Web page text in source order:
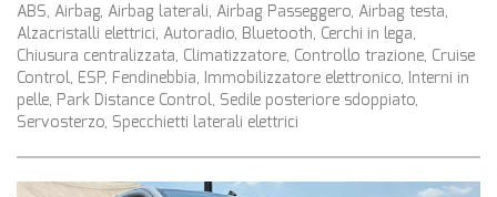
ABS, Airbag, Airbag laterali, Airbag Passeggero, Airbag testa,
Alzacristalli elettrici, Autoradio, Bluetooth, Cerchi in lega,
Chiusura centralizzata, Climatizzatore, Controllo trazione, Cruise
Control, ESP, Fendinebbia, Immobilizzatore elettronico, Interni in
pelle, Park Distance Control, Sedile posteriore sdoppiato,
Servosterzo, Specchietti laterali elettrici